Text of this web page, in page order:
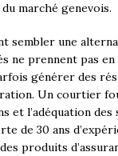
marché genevois.
sembler une
prennent pas en
générer des
Un courtier
l’adéquation
de 30 ans
produits